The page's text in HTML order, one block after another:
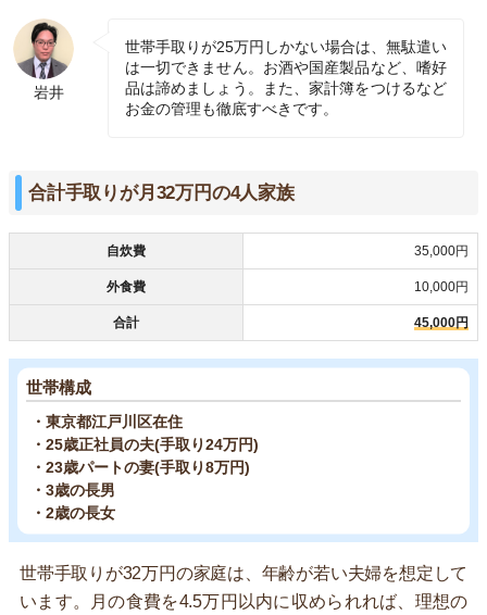
岩井
世帯手取りが25万円しかない場合は、無駄遣い
は一切できません。お酒や国産製品など、嗜好
品は諦めましょう。また、家計簿をつけるなど
お金の管理も徹底すべきです。
合計手取りが月32万円の4人家族
自炊費 35,000円
外食費 10,000円
合計 45,000円
世帯構成
・東京都江戸川区在住
・25歳正社員の夫(手取り24万円)
・23歳パートの妻(手取り8万円)
・3歳の長男
・2歳の長女
世帯手取りが32万円の家庭は、年齢が若い夫婦を想定して
います。月の食費を4.5万円以内に収められれば、理想の